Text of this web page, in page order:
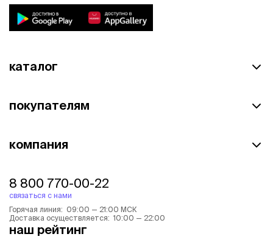
каталог
покупателям
компания
8 800 770-00-22
связаться с нами
Горячая линия: 09:00 — 21:00 МСК
Доставка осуществляется: 10:00 — 22:00
наш рейтинг